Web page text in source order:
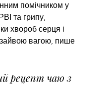
помічником у
та грипу,
хвороб серця і
зайвою вагою, пише
рецепт чаю з